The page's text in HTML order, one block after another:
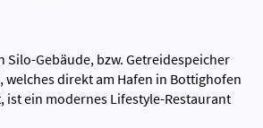
Silo-Gebäude, bzw. Getreidespeicher
welches direkt am Hafen in Bottighofen
ist ein modernes Lifestyle-Restaurant